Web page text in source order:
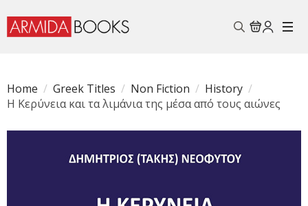
Home
Greek Titles Non Fiction
History
Η Κερύνεια και τα λιμάνια της μέσα από τους αιώνες